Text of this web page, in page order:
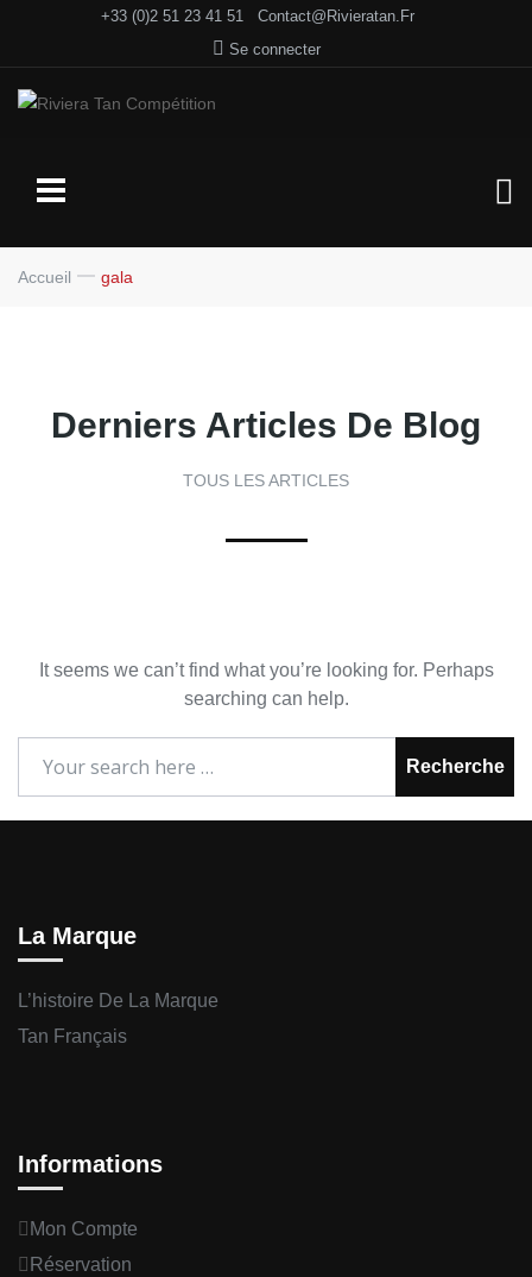
+33 (0)2 51 23 41 51
Contact@rivieratan.fr
Se connecter
Accueil gala
Derniers Articles De Blog
TOUS LES ARTICLES
It seems we can’t find what you’re looking for. Perhaps
searching can help.
Recherche
La Marque
L’histoire De La Marque
Tan Français
Informations
Mon Compte
Réservation